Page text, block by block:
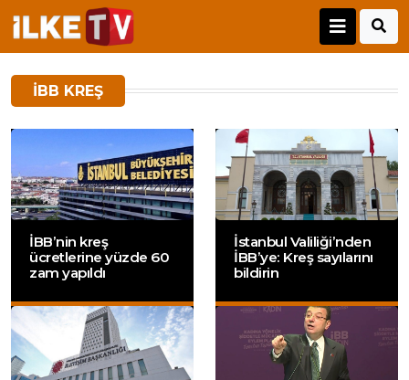
IBB KREŞ
İBB’nin kreş
ücretlerine yüzde 60
zam yapıldı
İstanbul Valiliği’nden
İBB’ye: Kreş sayılarını
bildirin